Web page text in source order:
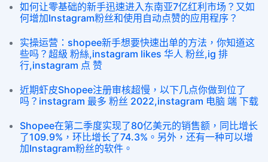
如何让零基础的新手迅速进入东南亚7亿红利市场？又如
何增加Instagram粉丝和使用自动点赞的应用程序？
实操运营：shopee新手想要快速出单的方法，你知道这
些吗？超級 粉絲,instagram likes 华人 粉丝,ig 排
行,instagram 点 赞
近期虾皮Shopee注册审核超慢，以下几点你做到位了
吗？instagram 最多 粉丝 2022,instagram 电脑 端 下载
Shopee在第二季度实现了80亿美元的销售额，同比增长
了109.9%，环比增长了74.3%。另外，还有一种可以增
加Instagram粉丝的软件。